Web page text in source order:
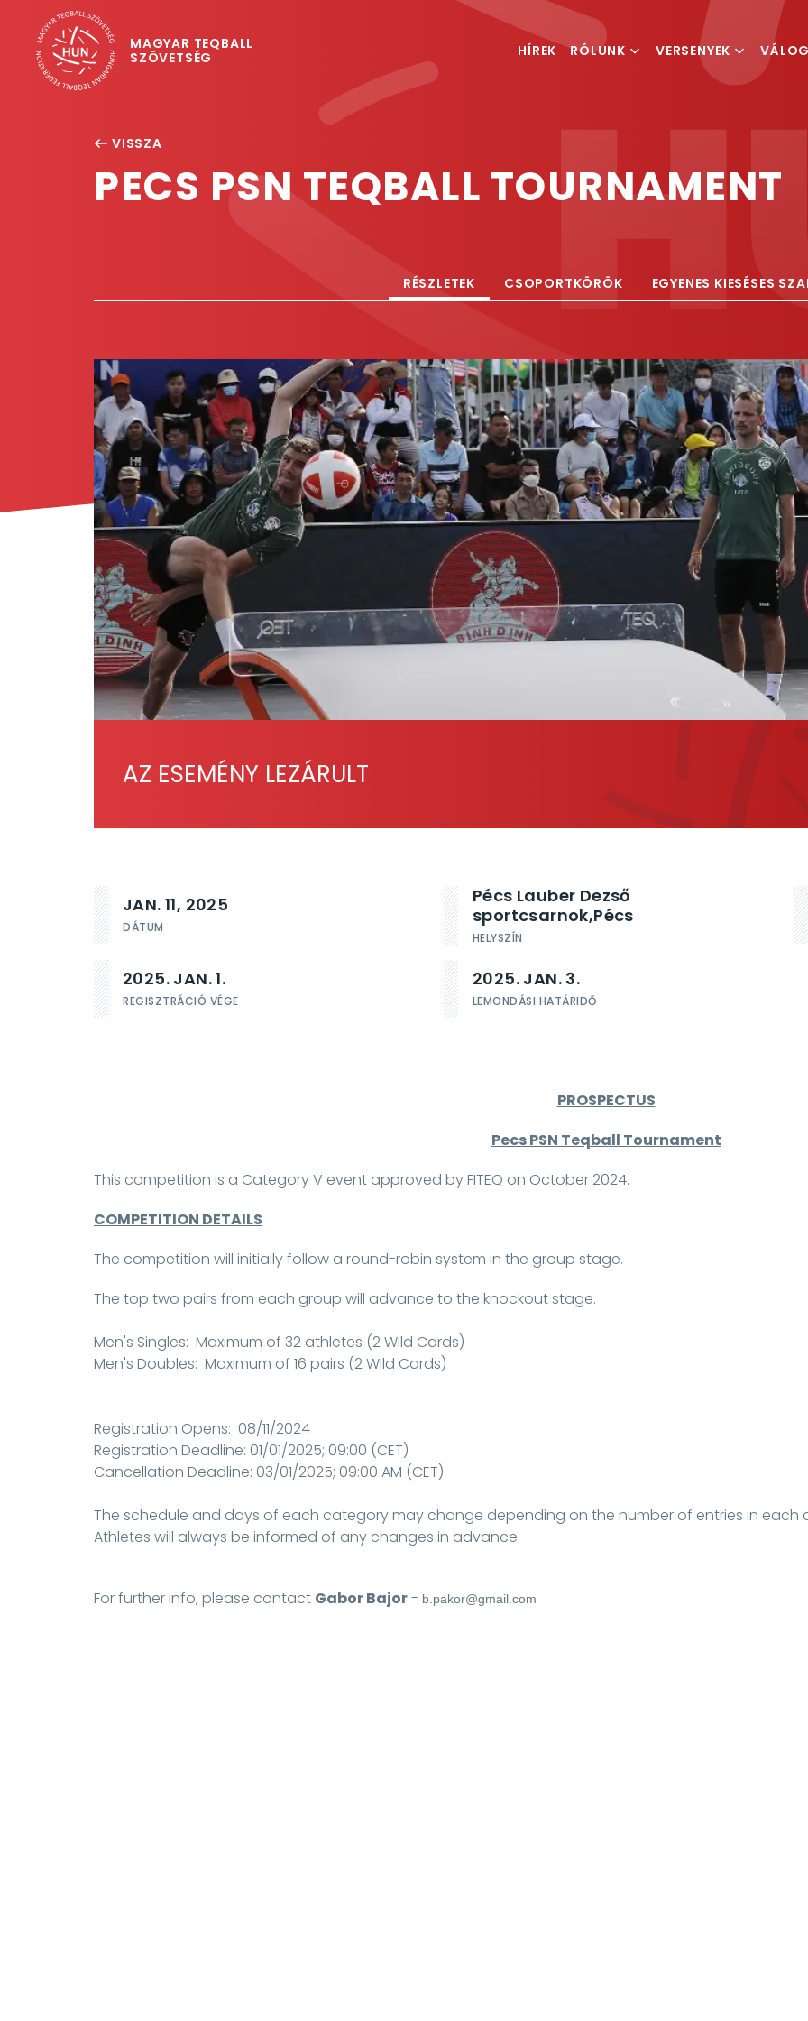
MAGYAR TEQBALL
SZÖVETSÉG
HÍREK RÓLUNK VERSENYEK
ESEMÉNYSZERVEZÉS
VISSZA
PECS PSN TEQBALL TOURNAMENT
RÉSZLETEK CSOPORTKÖRÖK EGYENES KIESÉSES
AZ ESEMÉNY LEZÁRULT
JAN. 11, 2025
DÁTUM
Pécs Lauber Dezső
sportcsarnok,Pécs
HELYSZÍN
2025. JAN. 1.
REGISZTRÁCIÓ VÉGE
2025. JAN. 3.
LEMONDÁSI HATÁRIDŐ
PROSPECTUS
Pecs PSN Teqball Tournament
This competition is a Category V event approved by FITEQ on October 2024.
COMPETITION DETAILS
The competition will initially follow a round-robin system in the group stage.
The top two pairs from each group will advance to the knockout stage.
Men's Singles: Maximum of 32 athletes (2 Wild Cards)
Men's Doubles: Maximum of 16 pairs (2 Wild Cards)
Registration Opens: 08/11/2024
Registration Deadline: 01/01/2025; 09:00 (CET)
Cancellation Deadline: 03/01/2025; 09:00 AM (CET)
The schedule and days of each category may change depending on the number of entries in each
Athletes will always be informed of any changes in advance.
For further info, please contact Gabor Bajor- b.pakor@gmail.com